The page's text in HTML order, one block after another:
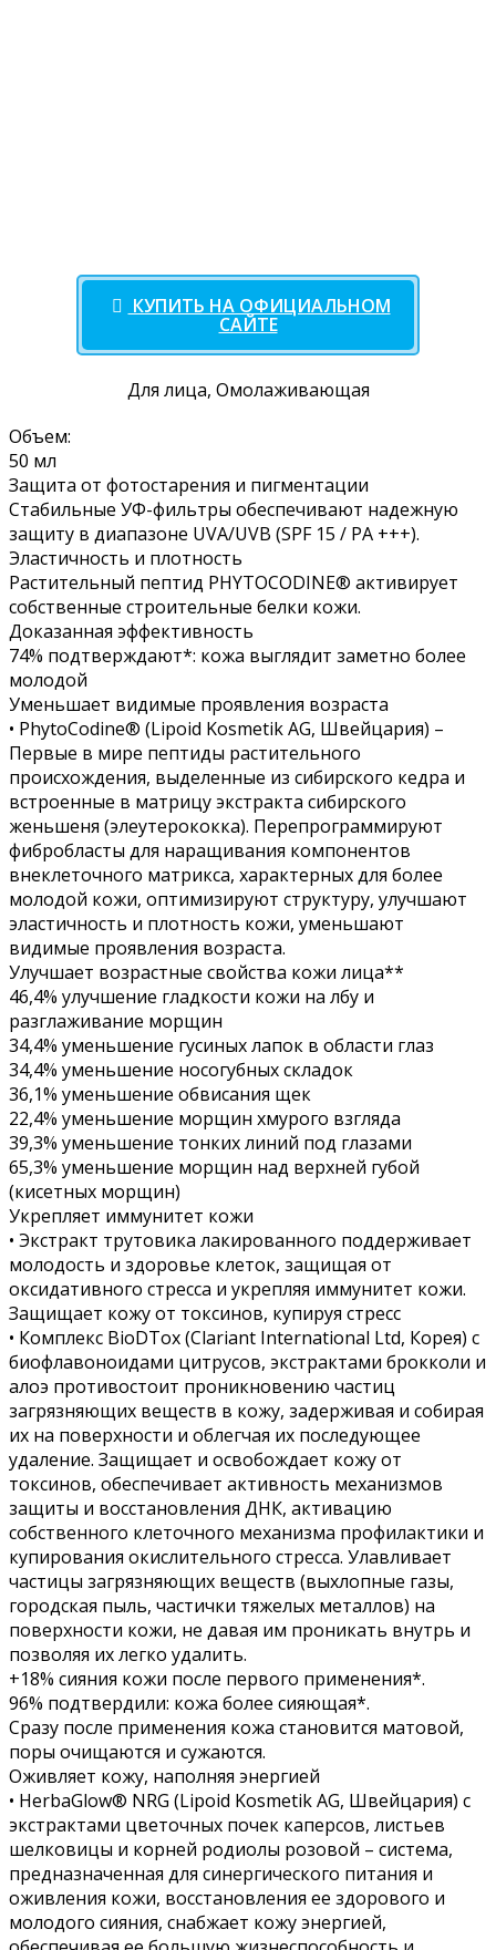
КУПИТЬ НА ОФИЦИАЛЬНОМ
САЙТЕ
Для лица, Омолаживающая
Объем:
50 мл
Защита от фотостарения и пигментации
Стабильные УФ-фильтры обеспечивают надежную
защиту в диапазоне UVA/UVB (SPF 15 / PA +++).
Эластичность и плотность
Растительный пептид PHYTOCODINE® активирует
собственные строительные белки кожи.
Доказанная эффективность
74% подтверждают*: кожа выглядит заметно более
молодой
Уменьшает видимые проявления возраста
• PhytoCodine® (Lipoid Kosmetik AG, Швейцария) –
Первые в мире пептиды растительного
происхождения, выделенные из сибирского кедра и
встроенные в матрицу экстракта сибирского
женьшеня (элеутерококка). Перепрограммируют
фибробласты для наращивания компонентов
внеклеточного матрикса, характерных для более
молодой кожи, оптимизируют структуру, улучшают
эластичность и плотность кожи, уменьшают
видимые проявления возраста.
Улучшает возрастные свойства кожи лица**
46,4% улучшение гладкости кожи на лбу и
разглаживание морщин
34,4% уменьшение гусиных лапок в области глаз
34,4% уменьшение носогубных складок
36,1% уменьшение обвисания щек
22,4% уменьшение морщин хмурого взгляда
39,3% уменьшение тонких линий под глазами
65,3% уменьшение морщин над верхней губой
(кисетных морщин)
Укрепляет иммунитет кожи
• Экстракт трутовика лакированного поддерживает
молодость и здоровье клеток, защищая от
оксидативного стресса и укрепляя иммунитет кожи.
Защищает кожу от токсинов, купируя стресс
• Комплекс BioDTox (Clariant International Ltd, Корея) с
биофлавоноидами цитрусов, экстрактами брокколи и
алоэ противостоит проникновению частиц
загрязняющих веществ в кожу, задерживая и собирая
их на поверхности и облегчая их последующее
удаление. Защищает и освобождает кожу от
токсинов, обеспечивает активность механизмов
защиты и восстановления ДНК, активацию
собственного клеточного механизма профилактики и
купирования окислительного стресса. Улавливает
частицы загрязняющих веществ (выхлопные газы,
городская пыль, частички тяжелых металлов) на
поверхности кожи, не давая им проникать внутрь и
позволяя их легко удалить.
+18% сияния кожи после первого применения*.
96% подтвердили: кожа более сияющая*.
Сразу после применения кожа становится матовой,
поры очищаются и сужаются.
Оживляет кожу, наполняя энергией
• HerbaGlow® NRG (Lipoid Kosmetik AG, Швейцария) с
экстрактами цветочных почек каперсов, листьев
шелковицы и корней родиолы розовой – система,
предназначенная для синергического питания и
оживления кожи, восстановления ее здорового и
молодого сияния, снабжает кожу энергией,